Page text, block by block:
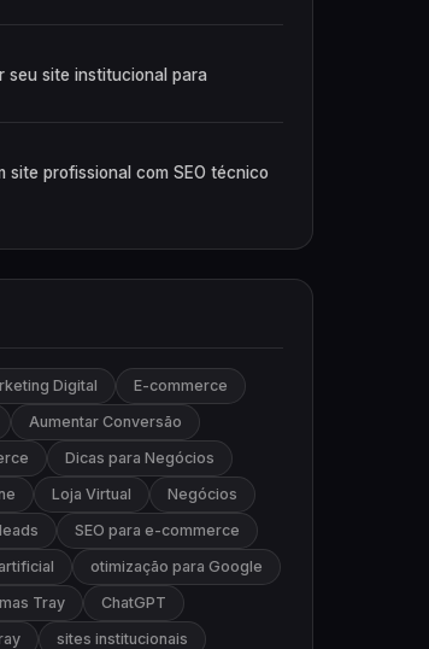
seu site institucional para
site profissional com SEO técnico
Digital
E-commerce
Aumentar Conversão
Dicas para Negócios
Loja Virtual
Negócios
SEO para e-commerce
otimização para Google
Tray
ChatGPT
sites institucionais